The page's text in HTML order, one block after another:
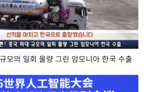
모의 일회 물량 그린 암모니아 한국 수출